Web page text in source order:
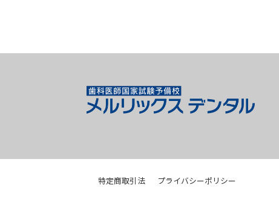
特定商取引法 プライバシーポリシー